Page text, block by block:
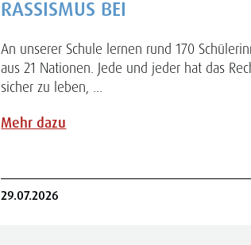
RASSISMUS BEI
An unserer Schule lernen rund 170
aus 21 Nationen. Jede und jeder hat das
sicher zu leben, ...
Mehr dazu
29.07.2026